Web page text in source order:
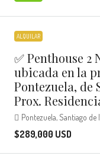
ALQUILAR
✅ Penthouse 2
ubicada en la
Pontezuela, de
Prox.
Pontezuela, Santiago de
$289,000 USD